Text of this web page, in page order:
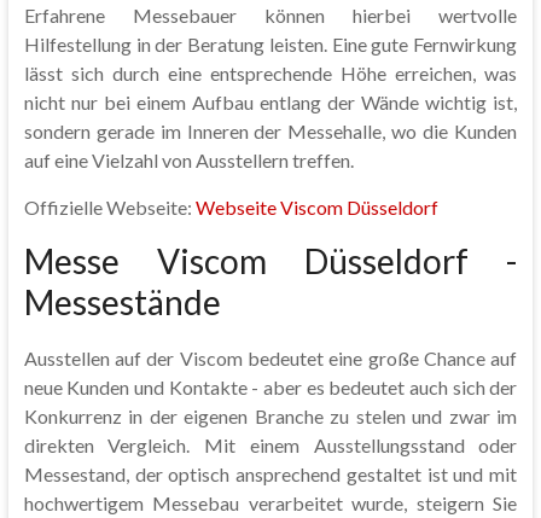
Erfahrene Messebauer können hierbei wertvolle
Hilfestellung in der Beratung leisten. Eine gute Fernwirkung
lässt sich durch eine entsprechende Höhe erreichen, was
nicht nur bei einem Aufbau entlang der Wände wichtig ist,
sondern gerade im Inneren der Messehalle, wo die Kunden
auf eine Vielzahl von Ausstellern treffen.
Offizielle Webseite: Webseite Viscom Düsseldorf
Messe Viscom Düsseldorf -
Messestände
Ausstellen auf der Viscom bedeutet eine große Chance auf
neue Kunden und Kontakte - aber es bedeutet auch sich der
Konkurrenz in der eigenen Branche zu stelen und zwar im
direkten Vergleich. Mit einem Ausstellungsstand oder
Messestand, der optisch ansprechend gestaltet ist und mit
hochwertigem Messebau verarbeitet wurde, steigern Sie